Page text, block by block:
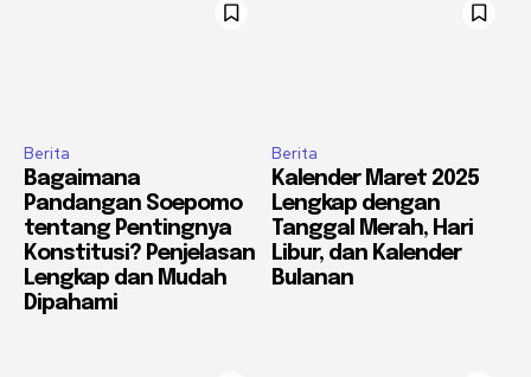
Berita
Bagaimana
Pandangan Soepomo
tentang Pentingnya
Konstitusi? Penjelasan
Lengkap dan Mudah
Dipahami
Berita
Kalender Maret 2025
Lengkap dengan
Tanggal Merah, Hari
Libur, dan Kalender
Bulanan